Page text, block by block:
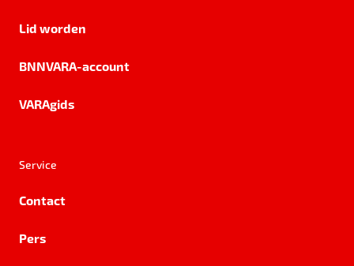
Lid worden
BNNVARA-account
VARAgids
Service
Contact
Pers